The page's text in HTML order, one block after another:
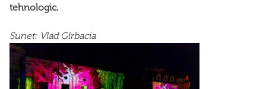
tehnologic.
Sunet: Vlad Gîrbacia